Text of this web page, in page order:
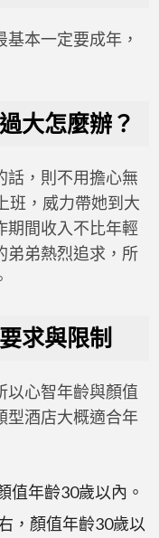
基本一定要成年，
大怎麼辦？
話，則不用擔心無
班，威力帶她到大
期間收入不比年輕
弟弟熱烈追求，所
求與限制
以心智年齡與顏值
型酒店大概適合年
值年齡30歲以內。
，顏值年齡30歲以